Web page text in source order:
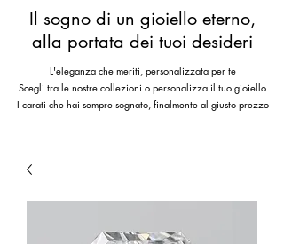
Il sogno di un gioiello eterno,
alla portata dei tuoi desideri
L'eleganza che meriti, personalizzata per te
Scegli tra le nostre collezioni o personalizza il tuo gioiello
I carati che hai sempre sognato, finalmente al giusto prezzo